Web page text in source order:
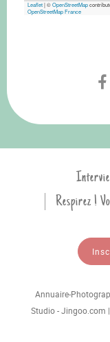
Leaflet|©OpenStreetMap
OpenStreetMap France
Respirez !
Annuaire-
Studio - Jingoo.com